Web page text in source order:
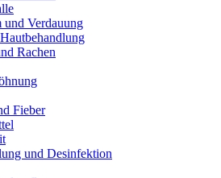
und Verdauung
Rachen
Fieber
und Desinfektion